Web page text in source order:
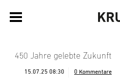
450 Jahre gelebte Zukunft
15.07.25 08:30 0 Kommentare